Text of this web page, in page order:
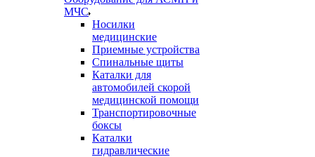
МЧС
Носилки
медицинские
Приемные устройства
Спинальные щиты
Каталки для
автомобилей скорой
медицинской помощи
Транспортировочные
боксы
Каталки
гидравлические